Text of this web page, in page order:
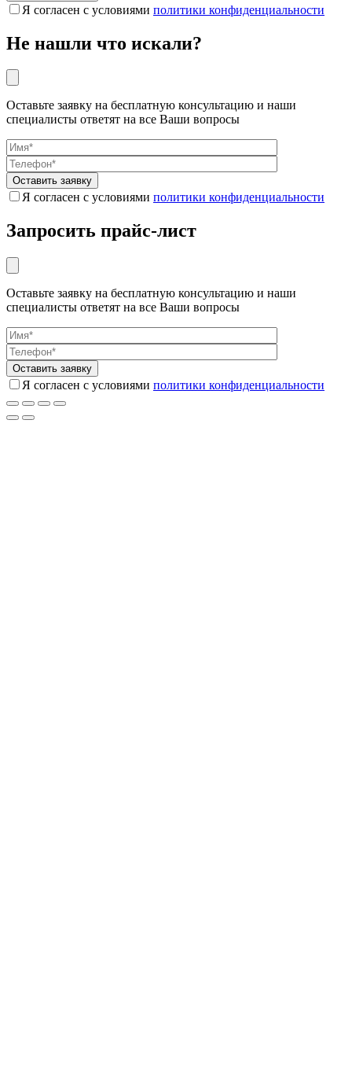
Я согласен с условиями политики конфиденциальности
Не нашли что искали?
Оставьте заявку на бесплатную консультацию и наши
специалисты ответят на все Ваши вопросы
Я согласен с условиями политики конфиденциальности
Запросить прайс-лист
Оставьте заявку на бесплатную консультацию и наши
специалисты ответят на все Ваши вопросы
Я согласен с условиями политики конфиденциальности